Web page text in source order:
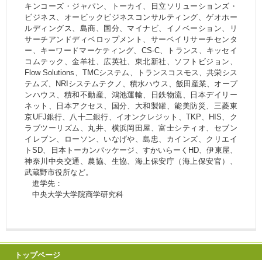
キンコーズ・ジャパン、トーカイ、日立ソリューションズ・
ビジネス、オービックビジネスコンサルティング、ゲオホー
ルディングス、島商、国分、マイナビ、イノベーション、リ
サーチアンドディベロップメント、サーベイリサーチセンタ
ー、キーワードマーケティング、CS-C、トランス、キッセイ
コムテック、金羊社、広英社、東北新社、ソフトビジョン、
Flow Solutions、TMCシステム、トランスコスモス、共栄シス
テムズ、NRIシステムテクノ、積水ハウス、飯田産業、オープ
ンハウス、積和不動産、鴻池運輸、日鉄物流、日本デイリー
ネット、日本アクセス、国分、大和製罐、能美防災、三菱東
京UFJ銀行、八十二銀行、イオンクレジット、TKP、HIS、ク
ラブツーリズム、丸井、横浜岡田屋、富士シティオ、セブン
イレブン、ローソン、いなげや、島忠、カインズ、クリエイ
トSD、日本トーカンパッケージ、すかいらーくHD、伊東屋、
神奈川中央交通、農協、生協、海上保安庁（海上保安官）、
武蔵野市役所など。
進学先：
中央大学大学院商学研究科
トップページ